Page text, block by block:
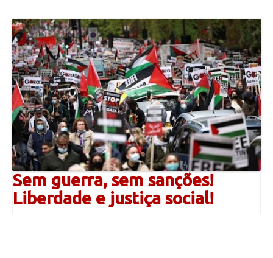
Sem guerra, sem sanções!
Liberdade e justiça social!